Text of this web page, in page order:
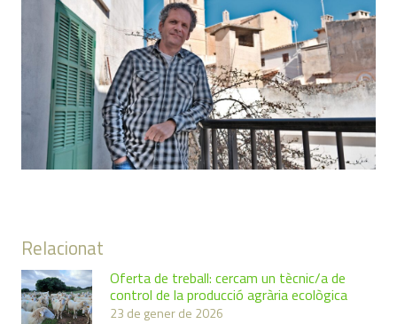
Relacionat
Oferta de treball: cercam un tècnic/a de
control de la producció agrària ecològica
23 de gener de 2026